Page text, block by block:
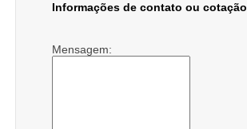
Informações de contato ou cotação
Mensagem: